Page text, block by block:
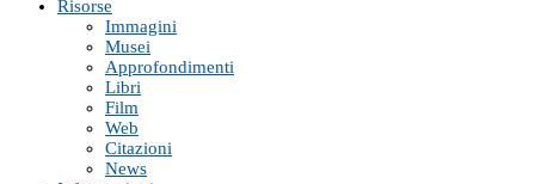
Risorse
Immagini
Musei
Approfondimenti
Libri
Film
Web
Citazioni
News